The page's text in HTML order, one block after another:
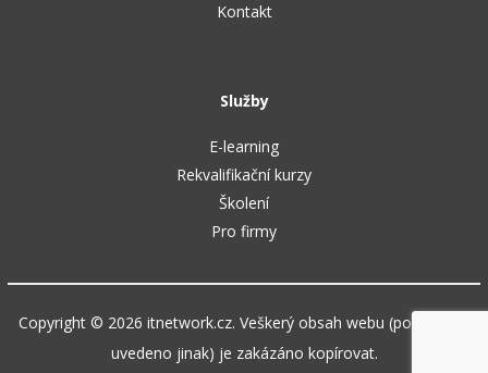
Kontakt
Služby
E-learning
Rekvalifikační kurzy
Školení
Pro firmy
Copyright © 2026 itnetwork.cz. Veškerý obsah webu (pokud není
uvedeno jinak) je zakázáno kopírovat.